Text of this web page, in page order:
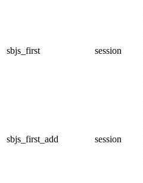
sbjs_first session
sbjs_first_add session